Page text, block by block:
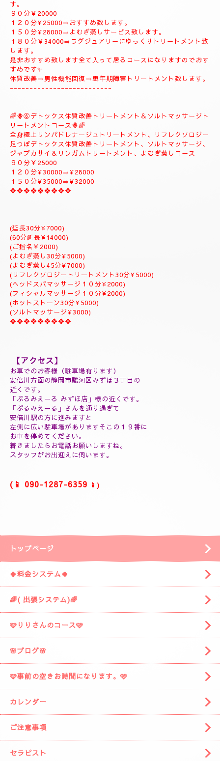
１２０分¥30000⇒¥27000
１５０分¥35000⇒¥32000
🩷何時もよりゆっくりオイルたっぷりトリートメント致します、
何時もより心地良く癒されます。🩷
ゆっくり極上トリートメントプライベートトリートメントコース
をおすすめ致します。🌹
❖❖❖❖❖❖❖❖❖❖❖
🪻🌺⑤❖♡ナチュラルトリートメントコース❖♡🌺🪻
ント致します、体質改善足つぼリフレクソロジーデトックストリ
ートメント疲労回復トリートメントアロマトリートメント致しま
す。
９０分￥20000
１２０分¥25000⇒おすすめ致します。
１５０分¥28000⇒よむぎ蒸しサービス致します。
１８０分￥34000⇒ラグジュアリーにゆっくりトリートメント致
します。
是非おすすめ致します全て入って居るコースになりますのでおす
🌈🪻⑥デトックス体質改善トリートメント＆ソルトマッサージト
リートメントコース🪻🌈
全身極上リンパドレナージュトリートメント、リフレクソロジー
足つぼデトックス体質改善トリートメント、ソルトマッサージ、
ジャプカサイ＆リンガムトリートメント、よむぎ蒸しコース
９０分￥25000
１２０分¥30000⇒¥28000
１５０分¥35000⇒¥32000
❖❖❖❖❖❖❖❖❖
(延長30分¥7000)
(60分延長¥14000)
(ご指名￥2000)
(よむぎ蒸し30分¥5000)
(よむぎ蒸し45分¥7000)
(リフレクソロジートリートメント30分¥5000)
(ヘッドスパマッサージ１０分¥2000)
(フィシャルマッサージ１０分¥2000)
(ホットストーン30分¥5000)
(ソルトマッサージ¥3000)
❖❖❖❖❖❖❖❖❖
安倍川駅の方に進みますと
左側に広い駐車場がありますそこの１９番に
お車を停めてください。
着きましたら お電話お願いしますね。
スタッフがお出迎えに伺います。
トップページ
🍀料金システム🍀
🌈( 出張システム)🌈
🩷りりさんのコース🩷